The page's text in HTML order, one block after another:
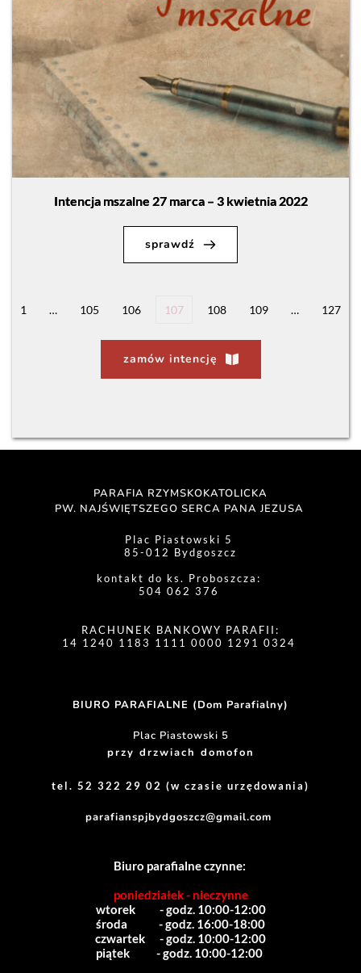
Intencja mszalne 27 marca – 3 kwietnia 2022
sprawdź
1 … 105 106 107 108 109 … 127
zamów intencję
PARAFIA RZYMSKOKATOLICKA
PW. NAJŚWIĘTSZEGO SERCA PANA JEZUSA
Plac Piastowski 5
85-012 Bydgoszcz
kontakt do ks. Proboszcza:
504 062 376
RACHUNEK BANKOWY PARAFII:
14 1240 1183 1111 0000 1291 0324
BIURO PARAFIALNE (Dom Parafialny)
Plac Piastowski 5
przy drzwiach domofon
tel. 52 322 29 02 (w czasie urzędowania)
parafianspjbydgoszcz@gmail.com
Biuro parafialne czynne:
poniedziałek - nieczynne
wtorek          - godz. 10:00-12:00
środa             - godz. 16:00-18:00
czwartek      - godz. 10:00-12:00
piątek           - godz. 10:00-12:00